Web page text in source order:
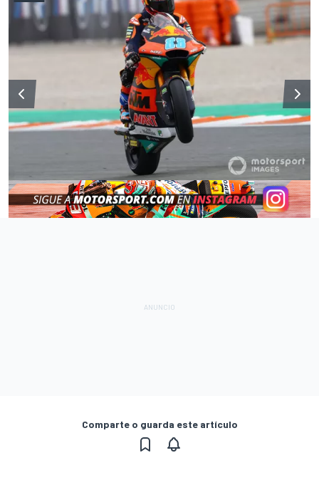
Comparte o guarda este artículo